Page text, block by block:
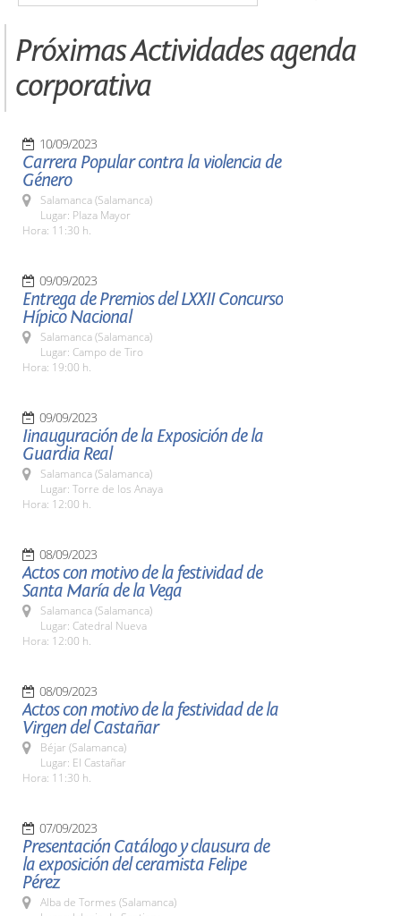
Próximas Actividades agenda
corporativa
10/09/2023
Carrera Popular contra la violencia de
Género
Salamanca (Salamanca)
Lugar: Plaza Mayor
Hora: 11:30 h.
09/09/2023
Entrega de Premios del LXXII Concurso
Hípico Nacional
Salamanca (Salamanca)
Lugar: Campo de Tiro
Hora: 19:00 h.
09/09/2023
Iinauguración de la Exposición de la
Guardia Real
Salamanca (Salamanca)
Lugar: Torre de los Anaya
Hora: 12:00 h.
08/09/2023
Actos con motivo de la festividad de
Santa María de la Vega
Salamanca (Salamanca)
Lugar: Catedral Nueva
Hora: 12:00 h.
08/09/2023
Actos con motivo de la festividad de la
Virgen del Castañar
Béjar (Salamanca)
Lugar: El Castañar
Hora: 11:30 h.
07/09/2023
Presentación Catálogo y clausura de
la exposición del ceramista Felipe
Pérez
Alba de Tormes (Salamanca)